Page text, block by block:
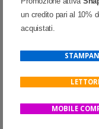
un credito pari al 10%
acquistati.
MOBILE